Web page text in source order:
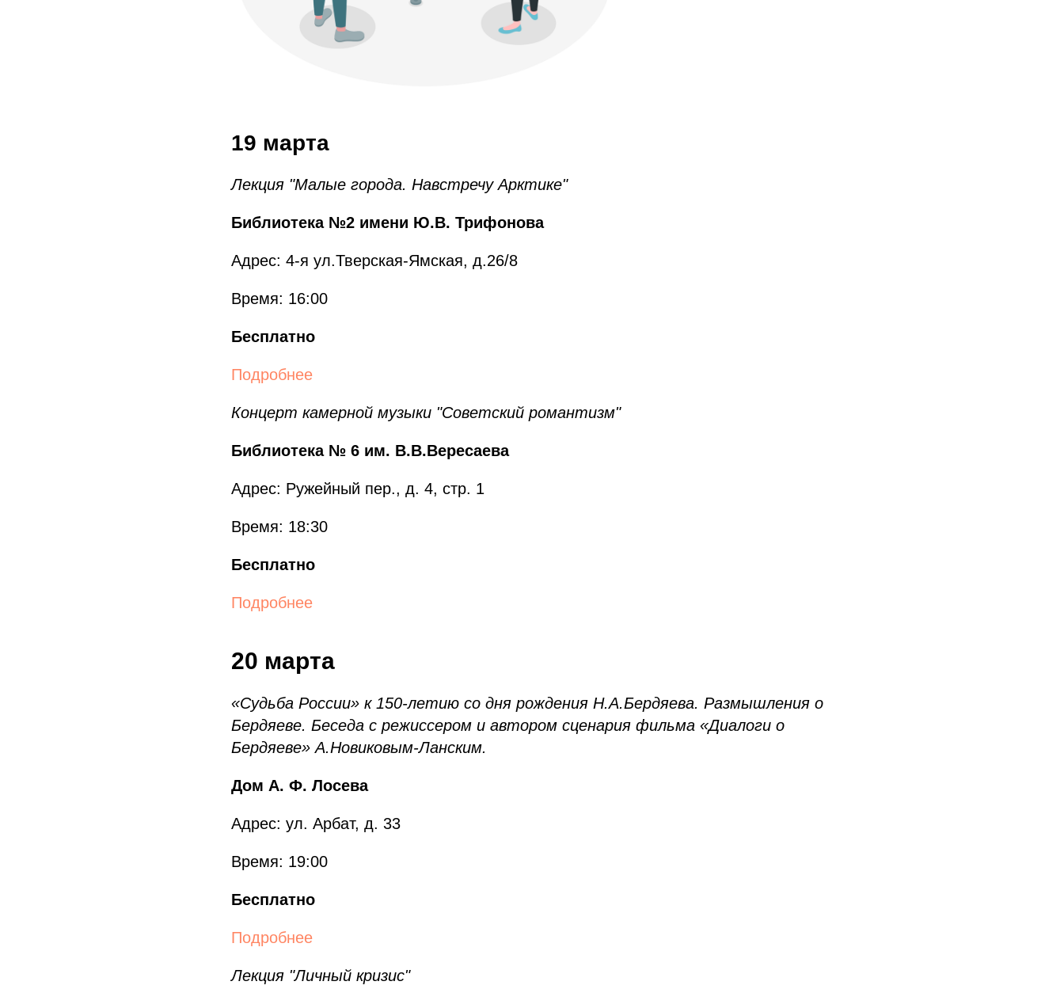
19 марта
Лекция "Малые города. Навстречу Арктике"
Библиотека №2 имени Ю.В. Трифонова
Адрес: 4-я ул.Тверская-Ямская, д.26/8
Время: 16:00
Бесплатно
Подробнее
Концерт камерной музыки "Советский романтизм"
Библиотека № 6 им. В.В.Вересаева
Адрес: Ружейный пер., д. 4, стр. 1
Время: 18:30
Бесплатно
Подробнее
20 марта
«Судьба России» к 150-летию со дня рождения Н.А.Бердяева. Размышления о
Бердяеве. Беседа с режиссером и автором сценария фильма «Диалоги о
Бердяеве» А.Новиковым-Ланским.
Дом А. Ф. Лосева
Адрес: ул. Арбат, д. 33
Время: 19:00
Бесплатно
Подробнее
Лекция "Личный кризис"